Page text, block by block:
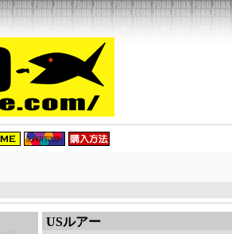
USルアー